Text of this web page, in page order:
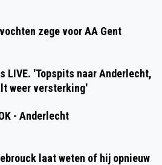
zege voor AA Gent
LIVE. 'Topspits naar Anderlecht,
weer versterking'
- Anderlecht
laat weten of hij opnieuw